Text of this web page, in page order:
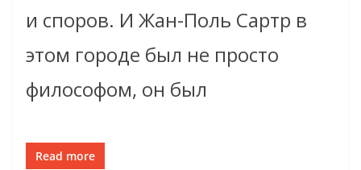
и споров. И Жан-Поль Сартр в
этом городе был не просто
философом, он был
Read more